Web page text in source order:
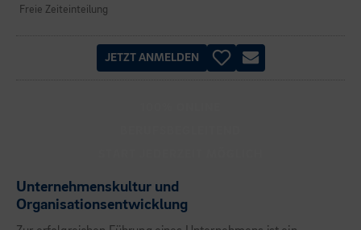
Freie Zeiteinteilung
JETZT ANMELDEN
Unternehmenskultur und
Organisationsentwicklung